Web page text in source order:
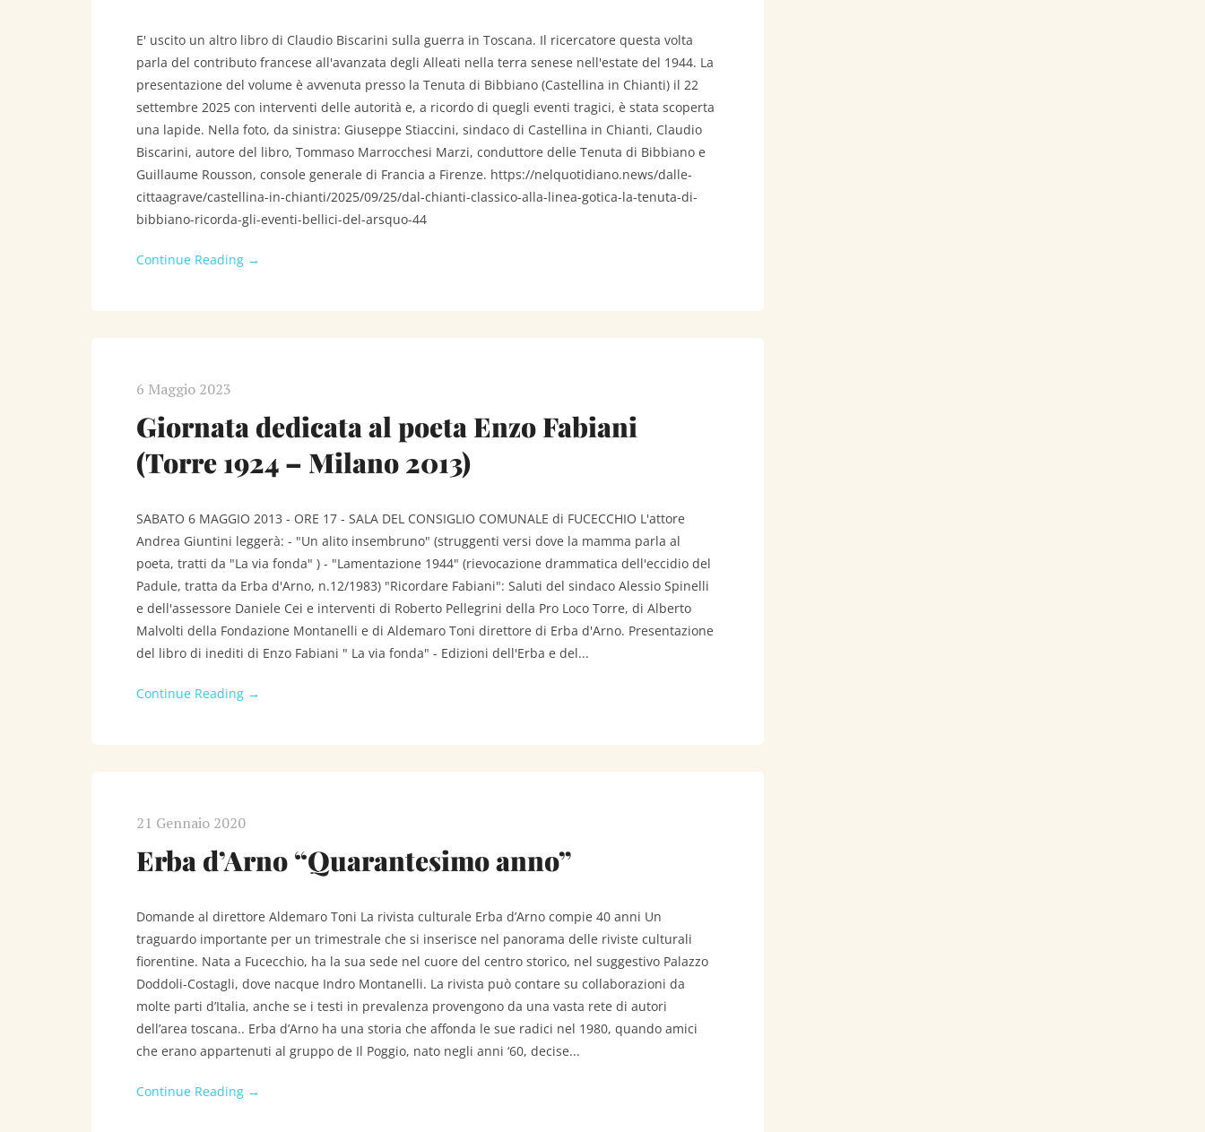
E' uscito un altro libro di Claudio Biscarini sulla guerra in Toscana. Il ricercatore questa volta
parla del contributo francese all'avanzata degli Alleati nella terra senese nell'estate del 1944. La
presentazione del volume è avvenuta presso la Tenuta di Bibbiano (Castellina in Chianti) il 22
settembre 2025 con interventi delle autorità e, a ricordo di quegli eventi tragici, è stata scoperta
una lapide. Nella foto, da sinistra: Giuseppe Stiaccini, sindaco di Castellina in Chianti, Claudio
Biscarini, autore del libro, Tommaso Marrocchesi Marzi, conduttore delle Tenuta di Bibbiano e
Guillaume Rousson, console generale di Francia a Firenze. https://nelquotidiano.news/dalle-
cittaagrave/castellina-in-chianti/2025/09/25/dal-chianti-classico-alla-linea-gotica-la-tenuta-di-
bibbiano-ricorda-gli-eventi-bellici-del-arsquo-44
Continue Reading →
6 Maggio 2023
Giornata dedicata al poeta Enzo Fabiani
(Torre 1924 – Milano 2013)
SABATO 6 MAGGIO 2013 - ORE 17 - SALA DEL CONSIGLIO COMUNALE di FUCECCHIO L'attore
Andrea Giuntini leggerà: - "Un alito insembruno" (struggenti versi dove la mamma parla al
poeta, tratti da "La via fonda" ) - "Lamentazione 1944" (rievocazione drammatica dell'eccidio del
Padule, tratta da Erba d'Arno, n.12/1983) "Ricordare Fabiani": Saluti del sindaco Alessio Spinelli
e dell'assessore Daniele Cei e interventi di Roberto Pellegrini della Pro Loco Torre, di Alberto
Malvolti della Fondazione Montanelli e di Aldemaro Toni direttore di Erba d'Arno. Presentazione
del libro di inediti di Enzo Fabiani " La via fonda" - Edizioni dell'Erba e del...
Continue Reading →
21 Gennaio 2020
Erba d’Arno “Quarantesimo anno”
Domande al direttore Aldemaro Toni La rivista culturale Erba d’Arno compie 40 anni Un
traguardo importante per un trimestrale che si inserisce nel panorama delle riviste culturali
fiorentine. Nata a Fucecchio, ha la sua sede nel cuore del centro storico, nel suggestivo Palazzo
Doddoli-Costagli, dove nacque Indro Montanelli. La rivista può contare su collaborazioni da
molte parti d’Italia, anche se i testi in prevalenza provengono da una vasta rete di autori
dell’area toscana.. Erba d’Arno ha una storia che affonda le sue radici nel 1980, quando amici
che erano appartenuti al gruppo de Il Poggio, nato negli anni ‘60, decise...
Continue Reading →